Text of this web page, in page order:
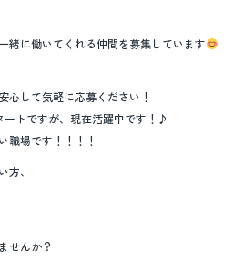
に働いてくれる仲間を募集しています
心して気軽に応募ください！
トですが、現在活躍中です！♪
職場です！！！！
、
せんか？